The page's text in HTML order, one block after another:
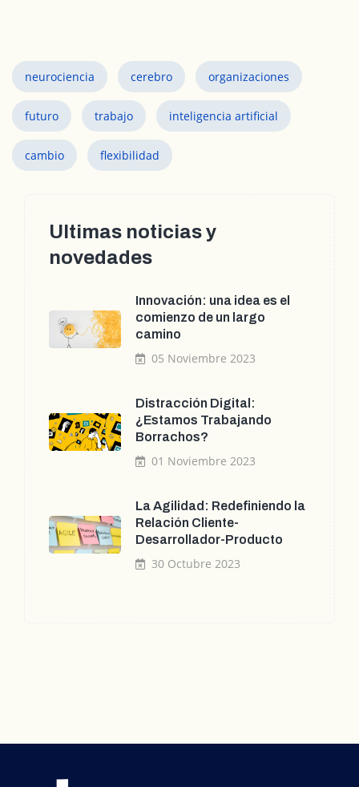
neurociencia cerebro organizaciones
futuro trabajo inteligencia artificial
cambio flexibilidad
Ultimas noticias y
novedades
Innovación: una idea es el
comienzo de un largo
camino
05 Noviembre 2023
Distracción Digital:
¿Estamos Trabajando
Borrachos?
01 Noviembre 2023
La Agilidad: Redefiniendo la
Relación Cliente-
Desarrollador-Producto
30 Octubre 2023